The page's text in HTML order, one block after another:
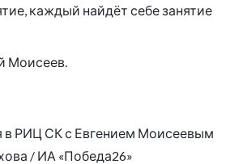
каждый найдёт себе занятие
Моисеев.
в РИЦ СК с Евгением Моисеевым
/ ИА «Победа26»